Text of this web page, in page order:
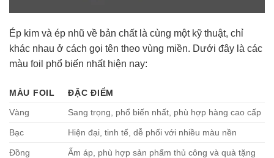
Ép kim và ép nhũ về bản chất là cùng một kỹ thuật, chỉ
khác nhau ở cách gọi tên theo vùng miền. Dưới đây là các
màu foil phổ biến nhất hiện nay:
MÀU FOIL
ĐẶC ĐIỂM
Vàng
Sang trọng, phổ biến nhất, phù hợp hàng cao cấp
Bạc Hiện đại, tinh tế, dễ phối với nhiều màu nền
Đồng Ấm áp, phù hợp sản phẩm thủ công và quà tặng